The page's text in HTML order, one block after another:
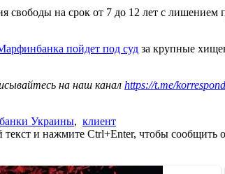
на срок от 7 до 12 лет с
пойдет под суд за крупные
на наш канал https://t.me/
банки Украины, клиент
и нажмите Ctrl+Enter, чтобы сообщить